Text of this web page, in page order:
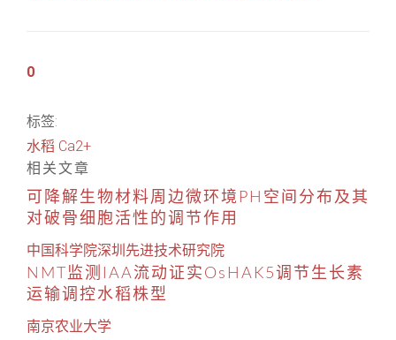
0
标签:
水稻 Ca2+
相关文章
可降解生物材料周边微环境PH空间分布及其
对破骨细胞活性的调节作用
中国科学院深圳先进技术研究院
NMT监测IAA流动证实OsHAK5调节生长素
运输调控水稻株型
南京农业大学